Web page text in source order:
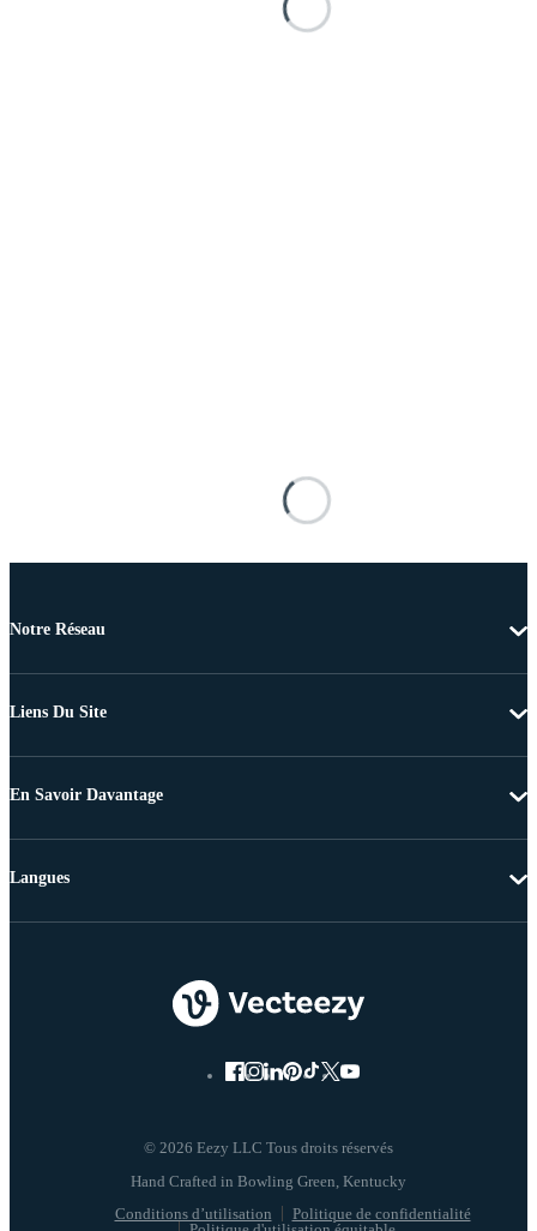
Notre Réseau
Liens Du Site
En Savoir Davantage
© 2026 Eezy LLC Tous droits réservés
Conditions d’utilisation
Politique de confidentialité
Langues